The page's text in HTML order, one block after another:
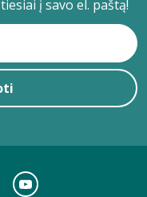
į savo el. paštą!